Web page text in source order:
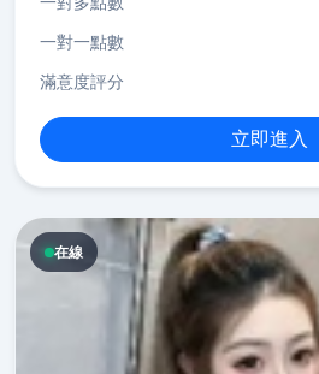
一對一點數
滿意度評分
立即進入
在線